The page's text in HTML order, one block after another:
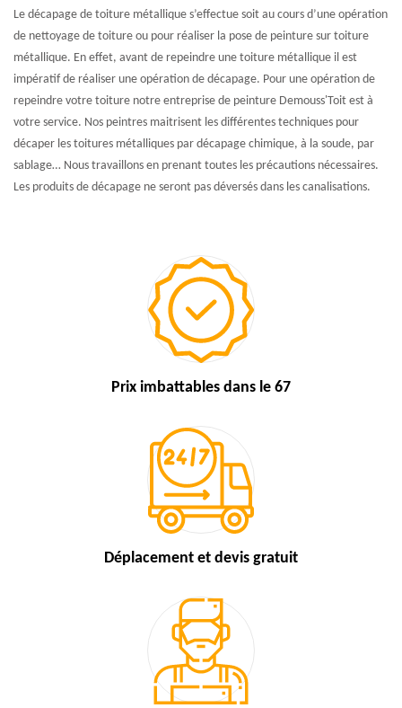
Le décapage de toiture métallique s’effectue soit au cours d’une opération
de nettoyage de toiture ou pour réaliser la pose de peinture sur toiture
métallique. En effet, avant de repeindre une toiture métallique il est
impératif de réaliser une opération de décapage. Pour une opération de
repeindre votre toiture notre entreprise de peinture Demouss'Toit est à
votre service. Nos peintres maitrisent les différentes techniques pour
décaper les toitures métalliques par décapage chimique, à la soude, par
sablage… Nous travaillons en prenant toutes les précautions nécessaires.
Les produits de décapage ne seront pas déversés dans les canalisations.
Prix imbattables dans le 67
Déplacement et devis gratuit